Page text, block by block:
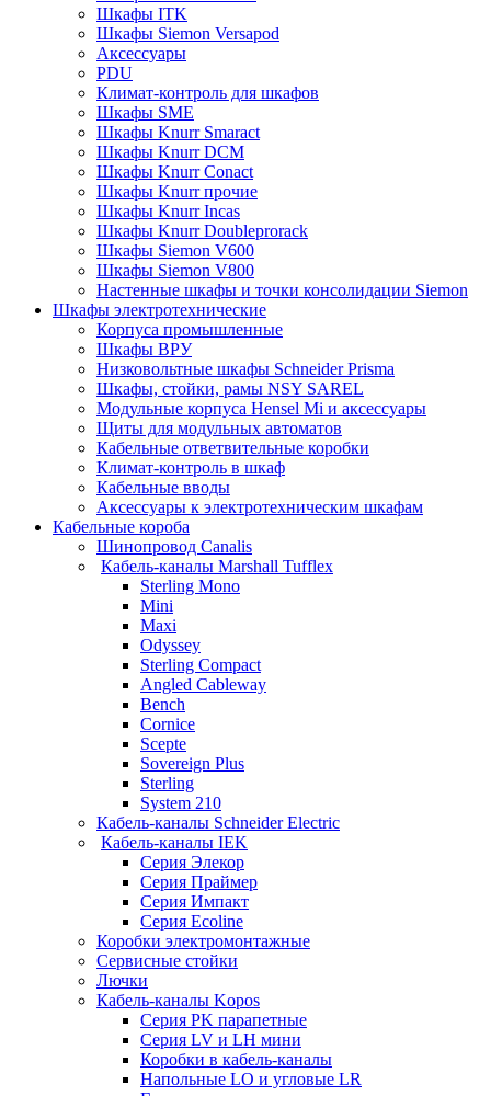
Шкафы ITK
Шкафы Siemon Versapod
Аксессуары
PDU
Климат-контроль для шкафов
Шкафы SME
Шкафы Knurr Smaract
Шкафы Knurr DCM
Шкафы Knurr Conact
Шкафы Knurr прочие
Шкафы Knurr Incas
Шкафы Knurr Doubleprorack
Шкафы Siemon V600
Шкафы Siemon V800
Настенные шкафы и точки консолидации Siemon
Шкафы электротехнические
Корпуса промышленные
Шкафы ВРУ
Низковольтные шкафы Schneider Prisma
Шкафы, стойки, рамы NSY SAREL
Модульные корпуса Hensel Mi и аксессуары
Щиты для модульных автоматов
Кабельные ответвительные коробки
Климат-контроль в шкаф
Кабельные вводы
Аксессуары к электротехническим шкафам
Кабельные короба
Шинопровод Canalis
Кабель-каналы Marshall Tufflex
Sterling Mono
Mini
Maxi
Odyssey
Sterling Compact
Angled Cableway
Bench
Cornice
Scepte
Sovereign Plus
Sterling
System 210
Кабель-каналы Schneider Electric
Кабель-каналы IEK
Серия Элекор
Серия Праймер
Серия Импакт
Серия Ecoline
Коробки электромонтажные
Сервисные стойки
Лючки
Кабель-каналы Kopos
Серия PK парапетные
Серия LV и LH мини
Коробки в кабель-каналы
Напольные LO и угловые LR